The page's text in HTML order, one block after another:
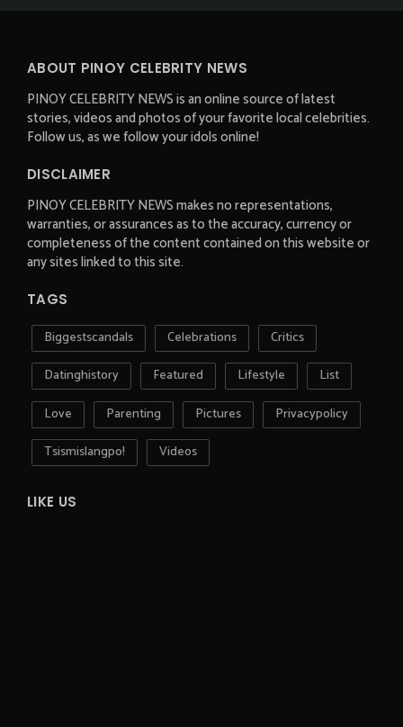
ABOUT PINOY CELEBRITY NEWS
PINOY CELEBRITY NEWS is an online source of latest
stories, videos and photos of your favorite local celebrities.
Follow us, as we follow your idols online!
DISCLAIMER
PINOY CELEBRITY NEWS makes no representations,
warranties, or assurances as to the accuracy, currency or
completeness of the content contained on this website or
any sites linked to this site.
TAGS
Biggestscandals Celebrations
Critics
Datinghistory
Featured Lifestyle
List
Love
Parenting Pictures
Privacypolicy
Tsismislangpo!
Videos
LIKE US